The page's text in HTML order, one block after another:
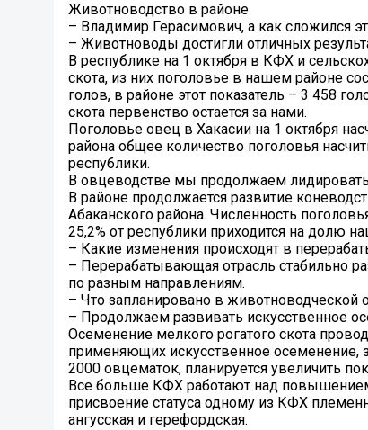
Животноводство в районе
– Владимир Герасимович, а как сложился
– Животноводы достигли отличных
В республике на 1 октября в КФХ и
скота, из них поголовье в нашем районе
голов, в районе этот показатель – 3 458
скота первенство остается за нами.
Поголовье овец в Хакасии на 1 октября
района общее количество поголовья
республики.
В овцеводстве мы продолжаем
В районе продолжается развитие
Абаканского района. Численность
25,2% от республики приходится на долю
– Какие изменения происходят в
– Перерабатывающая отрасль стабильно
по разным направлениям.
– Что запланировано в животноводческой
– Продолжаем развивать искусственное
Осеменение мелкого рогатого скота
применяющих искусственное осеменение,
2000 овцематок, планируется увеличить
Все больше КФХ работают над
присвоение статуса одному из КФХ
ангусская и герефордская.